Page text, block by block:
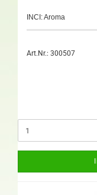
INCI: Aroma
Art.Nr.: 300507